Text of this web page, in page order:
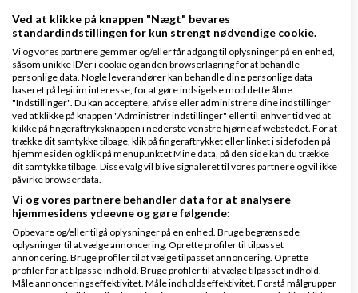
Svar
vP Faktura er et nemt og kraftfuldt faktureringsprogram
jmaigaardSkrevet30-09-2016kl. 12:39
Hej Viggo
Ved at klikke på knappen "Nægt" bevares
standardindstillingen for kun strengt nødvendige cookie.
Vi og vores partnere gemmer og/eller får adgang til oplysninger på en enhed,
såsom unikke ID'er i cookie og anden browserlagring for at behandle
personlige data. Nogle leverandører kan behandle dine personlige data
baseret på legitim interesse, for at gøre indsigelse mod dette åbne
"Indstillinger". Du kan acceptere, afvise eller administrere dine indstillinger
ved at klikke på knappen "Administrer indstillinger" eller til enhver tid ved at
klikke på fingeraftryksknappen i nederste venstre hjørne af webstedet. For at
trække dit samtykke tilbage, klik på fingeraftrykket eller linket i sidefoden på
hjemmesiden og klik på menupunktet Mine data, på den side kan du trække
dit samtykke tilbage. Disse valg vil blive signaleret til vores partnere og vil ikke
påvirke browserdata.
Vi og vores partnere behandler data for at analysere
hjemmesidens ydeevne og gøre følgende:
Opbevare og/eller tilgå oplysninger på en enhed. Bruge begrænsede
oplysninger til at vælge annoncering. Oprette profiler til tilpasset
annoncering. Bruge profiler til at vælge tilpasset annoncering. Oprette
profiler for at tilpasse indhold. Bruge profiler til at vælge tilpasset indhold.
Måle annonceringseffektivitet. Måle indholdseffektivitet. Forstå målgrupper